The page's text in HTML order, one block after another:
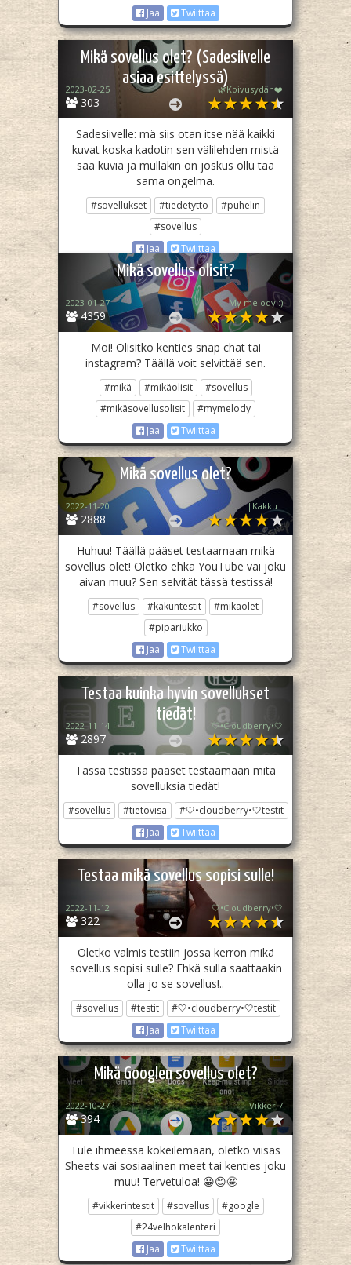
Jaa Twiittaa
Mikä sovellus olet? (Sadesiivelle
asiaa esittelyssä)
303
2023-02-25 🌿Koivusydän❤️
Sadesiivelle: mä siis otan itse nää kaikki
kuvat koska kadotin sen välilehden mistä
saa kuvia ja mullakin on joskus ollu tää
sama ongelma.
#sovellukset #tiedetyttö
#puhelin
#sovellus
Jaa
Twiittaa
Mikä sovellus olisit?
4359
2023-01-27 My melody :)
Moi! Olisitko kenties snap chat tai
instagram? Täällä voit selvittää sen.
#mikä #mikäolisit
#sovellus
#mikäsovellusolisit
#mymelody
Jaa
Twiittaa
Mikä sovellus olet?
2888
2022-11-20 |Kakku|
Huhuu! Täällä pääset testaamaan mikä
sovellus olet! Oletko ehkä YouTube vai joku
aivan muu? Sen selvität tässä testissä!
#sovellus #kakuntestit
#mikäolet
#pipariukko
Jaa
Twiittaa
Testaa kuinka hyvin sovellukset
tiedät!
2897
2022-11-14 🤍•Cloudberry•🤍
Tässä testissä pääset testaamaan mitä
sovelluksia tiedät!
#sovellus #tietovisa
#🤍•cloudberry•🤍testit
Jaa
Twiittaa
Testaa mikä sovellus sopisi sulle!
322
2022-11-12 🤍•Cloudberry•🤍
Oletko valmis testiin jossa kerron mikä
sovellus sopisi sulle? Ehkä sulla saattaakin
olla jo se sovellus!..
#sovellus #testit
#🤍•cloudberry•🤍testit
Jaa
Twiittaa
Mikä Googlen sovellus olet?
394
2022-10-27 Vikkeri7
Tule ihmeessä kokeilemaan, oletko viisas
Sheets vai sosiaalinen meet tai kenties joku
muu! Tervetuloa! 😀😊🤩
#vikkerintestit #sovellus
#google
#24velhokalenteri
Jaa
Twiittaa